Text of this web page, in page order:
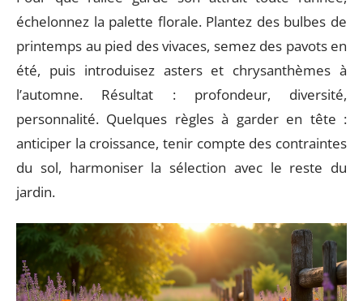
échelonnez la palette florale. Plantez des bulbes de
printemps au pied des vivaces, semez des pavots en
été, puis introduisez asters et chrysanthèmes à
l’automne. Résultat : profondeur, diversité,
personnalité. Quelques règles à garder en tête :
anticiper la croissance, tenir compte des contraintes
du sol, harmoniser la sélection avec le reste du
jardin.